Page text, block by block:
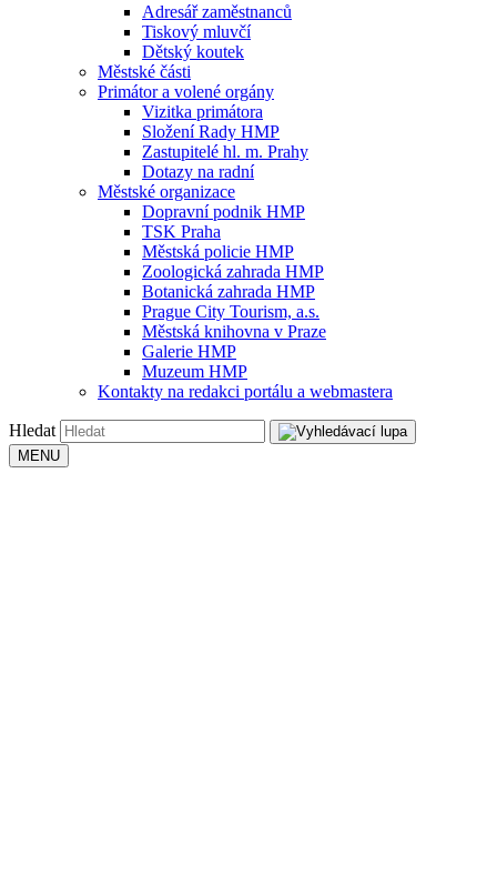
Adresář zaměstnanců
Tiskový mluvčí
Dětský koutek
Městské části
Primátor a volené orgány
Vizitka primátora
Složení Rady HMP
Zastupitelé hl. m. Prahy
Dotazy na radní
Městské organizace
Dopravní podnik HMP
TSK Praha
Městská policie HMP
Zoologická zahrada HMP
Botanická zahrada HMP
Prague City Tourism, a.s.
Městská knihovna v Praze
Galerie HMP
Muzeum HMP
Kontakty na redakci portálu a webmastera
Hledat
MENU